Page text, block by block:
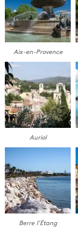
Aix-en-Provence
Auriol
Berre l’Étang